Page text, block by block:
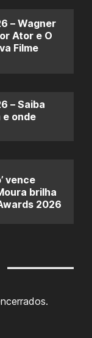
– Wagner
Ator e O
Filme
– Saiba
e onde
vence
brilha
2026